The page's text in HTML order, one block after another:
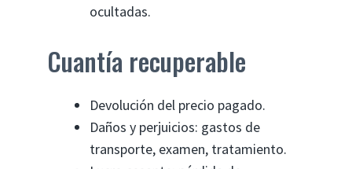
ocultadas.
Cuantía recuperable
Devolución del precio pagado.
Daños y perjuicios: gastos de
transporte, examen, tratamiento.